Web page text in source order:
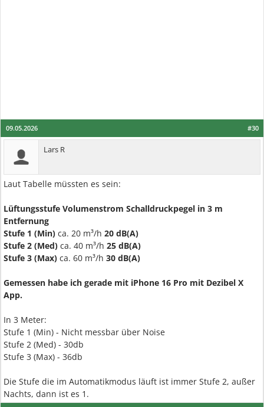
#30
09.05.2026
Lars R
Laut Tabelle müssten es sein:
Lüftungsstufe Volumenstrom Schalldruckpegel in 3 m
Entfernung
Stufe 1 (Min) ca. 20 m³/h 20 dB(A)
Stufe 2 (Med) ca. 40 m³/h 25 dB(A)
Stufe 3 (Max) ca. 60 m³/h 30 dB(A)
Gemessen habe ich gerade mit iPhone 16 Pro mit Dezibel X
App.
In 3 Meter:
Stufe 1 (Min) - Nicht messbar über Noise
Stufe 2 (Med) - 30db
Stufe 3 (Max) - 36db
Die Stufe die im Automatikmodus läuft ist immer Stufe 2, außer
Nachts, dann ist es 1.